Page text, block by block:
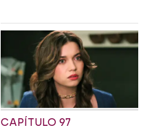
CAPÍTULO 97